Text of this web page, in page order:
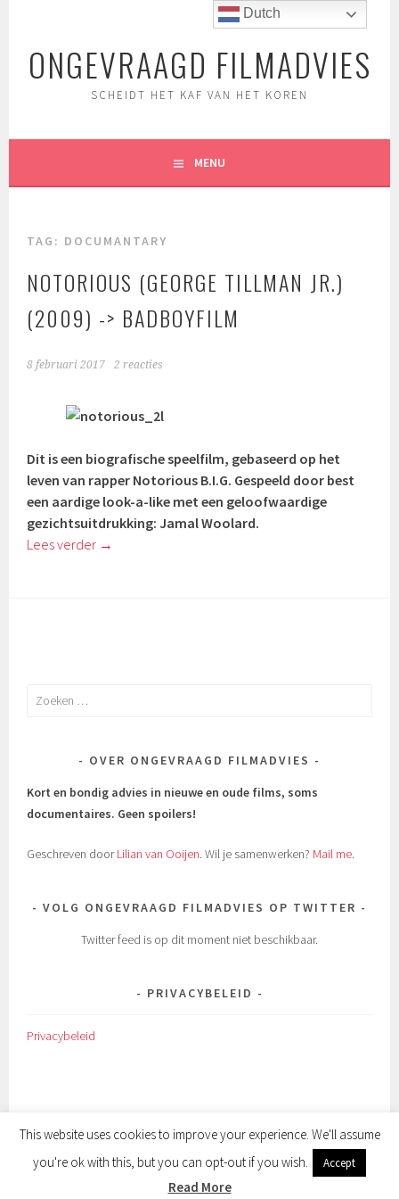
inhoudONGEVRAAGD FILMADVIES
SCHEIDT HET KAF VAN HET KOREN
MENU
TAG: DOCUMANTARY
NOTORIOUS (GEORGE TILLMAN JR.)
(2009) -> BADBOYFILM
8 februari 2017 2 reacties
Dit is een biografische speelfilm, gebaseerd op het
leven van rapper Notorious B.I.G. Gespeeld door best
een aardige look-a-like met een geloofwaardige
gezichtsuitdrukking: Jamal Woolard.
Lees verder →
Zoeken
OVER ONGEVRAAGD FILMADVIES
Kort en bondig advies in nieuwe en oude films, soms
documentaires. Geen spoilers!
Geschreven doorLilian van Ooijen. Wil je samenwerken? Mail me.
VOLG ONGEVRAAGD FILMADVIES OP TWITTER
Twitter feed is op dit moment niet beschikbaar.
PRIVACYBELEID
Privacybeleid
ONDERSTEUND DOOR WORDPRESS | THEMA: SELA DOOR
This website uses cookies to improve your experience. We'll assume
you're ok with this, but you can opt-out if you wish.
Accept
Read More
Dutch